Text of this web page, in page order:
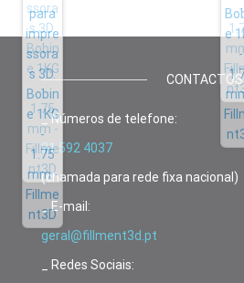
CONTACTOS
_ Números de telefone:
21 592 4037
(chamada para rede fixa nacional)
_ E-mail:
geral@fillment3d.pt
_ Redes Sociais: